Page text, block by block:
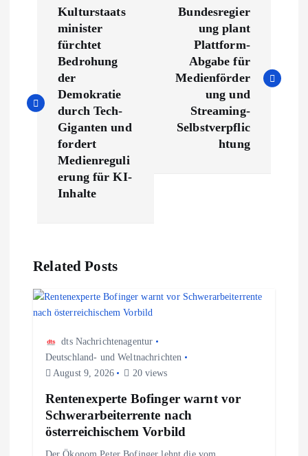
t
n
a
Kulturstaats
minister
fürchtet
Bedrohung
der
Demokratie
durch Tech-
Giganten und
fordert
Medienreguli
erung für KI-
Inhalte
Bundesregier
ung plant
Plattform-
Abgabe für
Medienförder
ung und
Streaming-
Selbstverpflic
htung
Related Posts
dts Nachrichtenagentur
Deutschland- und Weltnachrichten
August 9, 2026
20 views
Rentenexperte Bofinger warnt vor
Schwerarbeiterrente nach
österreichischem Vorbild